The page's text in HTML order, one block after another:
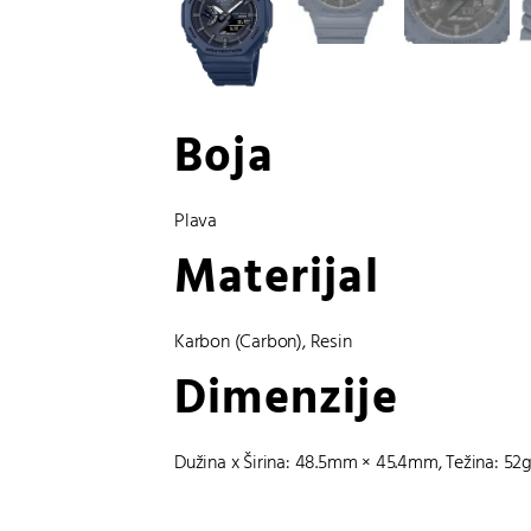
Boja
Plava
Materijal
Karbon (Carbon),Resin
Dimenzije
Dužina x Širina: 48.5mm × 45.4mm, Težina: 52g